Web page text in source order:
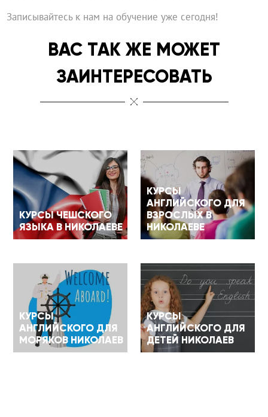
Записывайтесь к нам на обучение уже сегодня!
ВАС ТАК ЖЕ МОЖЕТ
ЗАИНТЕРЕСОВАТЬ
КУРСЫ ЧЕШСКОГО
ЯЗЫКА В НИКОЛАЕВЕ
КУРСЫ
АНГЛИЙСКОГО ДЛЯ
ВЗРОСЛЫХ В
НИКОЛАЕВЕ
КУРСЫ
АНГЛИЙСКОГО ДЛЯ
МОРЯКОВ НИКОЛАЕВ
КУРСЫ
АНГЛИЙСКОГО ДЛЯ
ДЕТЕЙ НИКОЛАЕВ